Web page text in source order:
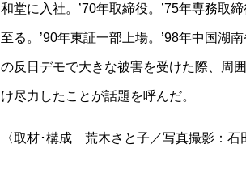
和堂に入社。’70年取締役。’75年専務取
至る。’90年東証一部上場。’98年中国湖
の反日デモで大きな被害を受けた際、周
け尽力したことが話題を呼んだ。
〈取材･構成 荒木さと子／写真撮影：石